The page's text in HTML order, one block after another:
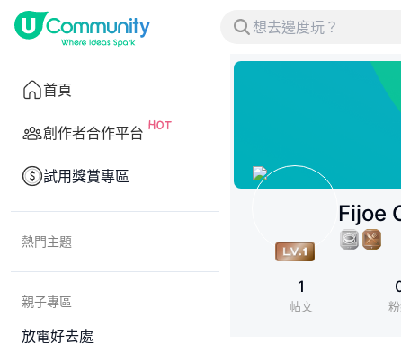
首頁
創作者合作平台
試用獎賞專區
熱門主題
親子專區
放電好去處
Fijoe
1
帖文